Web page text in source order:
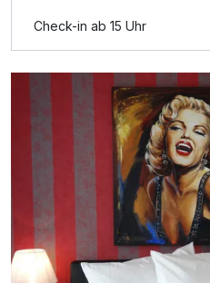
Zusatznächte
Für 2 Tage
Familienzimmer
2 Erwachsene und 1 Kind
Ausstattung
Check-in ab 15 Uhr